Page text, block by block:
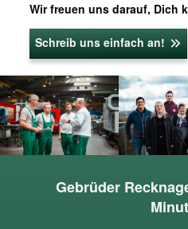
Wir freuen uns darauf, Dich
Schreib uns einfach an!
Gebrüder